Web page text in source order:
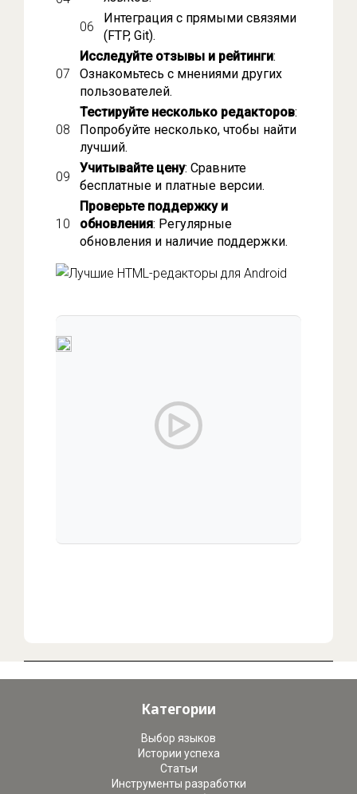
Интеграция с прямыми связями
(FTP, Git).
Исследуйте отзывы и рейтинги:
Ознакомьтесь с мнениями других
пользователей.
Тестируйте несколько редакторов:
Попробуйте несколько, чтобы найти
лучший.
Учитывайте цену: Сравните
бесплатные и платные версии.
Проверьте поддержку и
обновления: Регулярные
обновления и наличие поддержки.
Категории
Выбор языков
Истории успеха
Статьи
Инструменты разработки